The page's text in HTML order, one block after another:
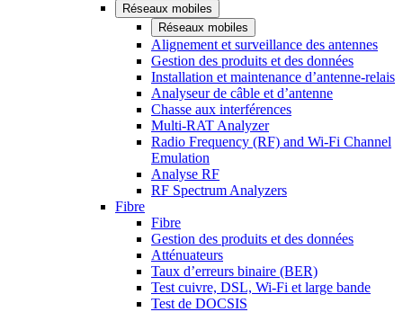
Réseaux mobiles
Réseaux mobiles
Alignement et surveillance des antennes
Gestion des produits et des données
Installation et maintenance d’antenne-relais
Analyseur de câble et d’antenne
Chasse aux interférences
Multi-RAT Analyzer
Radio Frequency (RF) and Wi-Fi Channel
Emulation
Analyse RF
RF Spectrum Analyzers
Fibre
Fibre
Gestion des produits et des données
Atténuateurs
Taux d’erreurs binaire (BER)
Test cuivre, DSL, Wi-Fi et large bande
Test de DOCSIS